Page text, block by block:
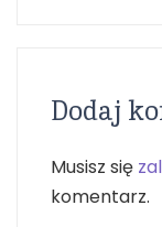
Dodaj
Musisz się
komentarz.